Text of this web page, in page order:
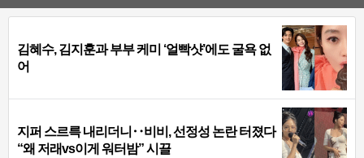
김혜수, 김지훈과 부부 케미 ‘얼빡샷’에도 굴욕 없
어
지퍼 스르륵 내리더니‥비비, 선정성 논란 터졌다
“왜 저래vs이게 워터밤” 시끌